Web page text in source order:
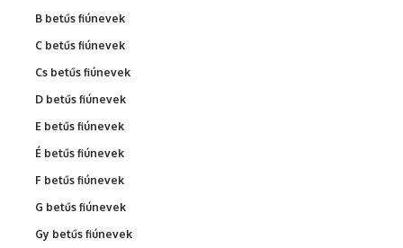
B betűs fiúnevek
C betűs fiúnevek
Cs betűs fiúnevek
D betűs fiúnevek
E betűs fiúnevek
É betűs fiúnevek
F betűs fiúnevek
G betűs fiúnevek
Gy betűs fiúnevek